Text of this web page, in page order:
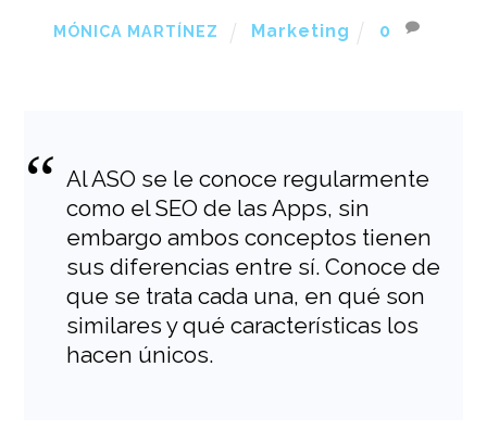
MÓNICA MARTÍNEZ Marketing 0
Al ASO se le conoce regularmente
como el SEO de las Apps, sin
embargo ambos conceptos tienen
sus diferencias entre sí. Conoce de
que se trata cada una, en qué son
similares y qué características los
hacen únicos.